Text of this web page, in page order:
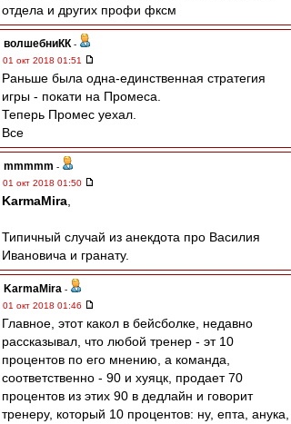
отдела и других профи фксм
волшебниКК -
01 окт 2018 01:51
Раньше была одна-единственная стратегия
игры - покати на Промеса.
Теперь Промес уехал.
Все
mmmmm -
01 окт 2018 01:50
KarmaMira
Типичный случай из анекдота про Василия
Ивановича и гранату.
KarmaMira -
01 окт 2018 01:46
Главное, этот какол в бейсболке, недавно
рассказывал, что любой тренер - эт 10
процентов по его мнению, а команда,
соответственно - 90 и хуяцк, продает 70
процентов из этих 90 в дедлайн и говорит
тренеру, который 10 процентов: ну, епта, анука,